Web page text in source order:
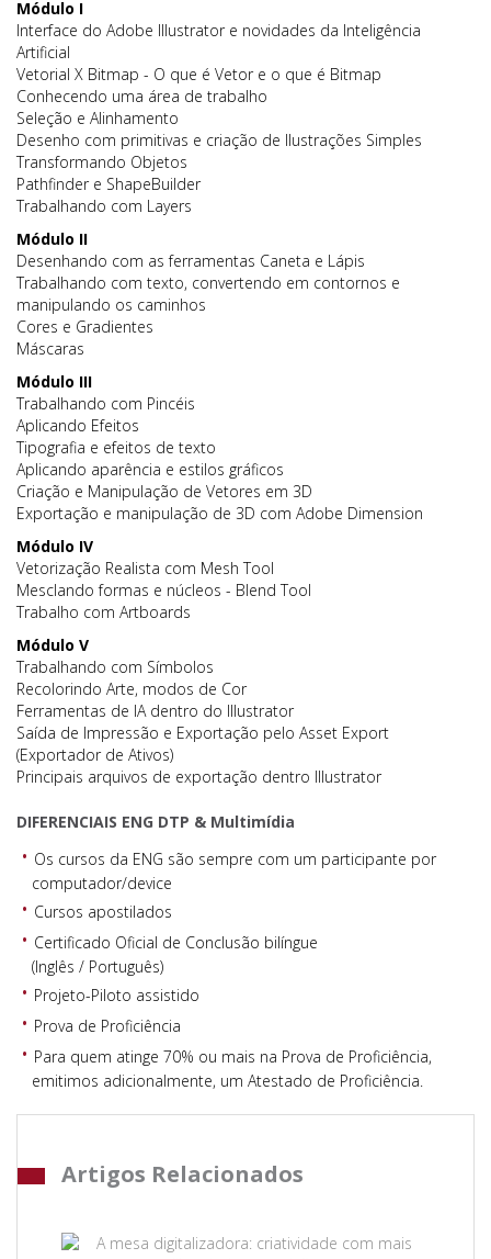
Módulo I
Interface do Adobe Illustrator e novidades da Inteligência
Artificial
Vetorial X Bitmap - O que é Vetor e o que é Bitmap
Conhecendo uma área de trabalho
Seleção e Alinhamento
Desenho com primitivas e criação de Ilustrações Simples
Transformando Objetos
Pathfinder e ShapeBuilder
Trabalhando com Layers
Módulo II
Desenhando com as ferramentas Caneta e Lápis
Trabalhando com texto, convertendo em contornos e
manipulando os caminhos
Cores e Gradientes
Máscaras
Módulo III
Trabalhando com Pincéis
Aplicando Efeitos
Tipografia e efeitos de texto
Aplicando aparência e estilos gráficos
Criação e Manipulação de Vetores em 3D
Exportação e manipulação de 3D com Adobe Dimension
Módulo IV
Vetorização Realista com Mesh Tool
Mesclando formas e núcleos - Blend Tool
Trabalho com Artboards
Módulo V
Trabalhando com Símbolos
Recolorindo Arte, modos de Cor
Ferramentas de IA dentro do Illustrator
Saída de Impressão e Exportação pelo Asset Export
(Exportador de Ativos)
Principais arquivos de exportação dentro Illustrator
DIFERENCIAIS ENG DTP & Multimídia
Os cursos da ENG são sempre com um participante por
computador/device
Cursos apostilados
Certificado Oficial de Conclusão bilíngue
(Inglês / Português)
Projeto-Piloto assistido
Prova de Proficiência
Para quem atinge 70% ou mais na Prova de Proficiência,
emitimos adicionalmente, um Atestado de Proficiência.
Artigos Relacionados